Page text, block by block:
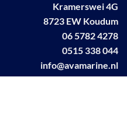
Kramerswei 4G
8723 EW Koudum
06 5782 4278
0515 338 044
info@avamarine.nl